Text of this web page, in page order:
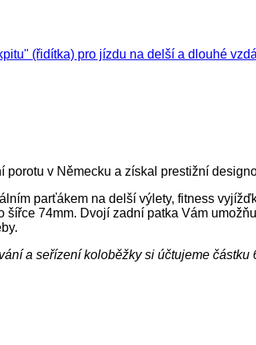
v Německu a získal prestižní
parťákem na delší výlety, fitness
74mm. Dvojí zadní patka Vám
a seřízení koloběžky si účtujeme částku